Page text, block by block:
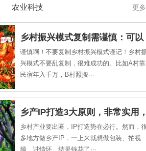
农业科技 更
乡村振兴模式复制需谨慎：可以
学习···
谨慎啊！不要复制乡村振兴模式谨记！乡村
兴模式不要乱复制，很难成功的。比如A村靠
民宿年入千万，B村照搬···
乡产IP打造3大原则，非常实用，
建议···
乡村产业要出圈，IP打造势在必行。然而，
多地方做乡产IP，一上来就想做包装、拍视
频、讲情怀。结果钱花了···